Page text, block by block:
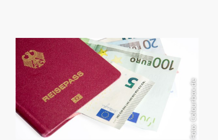
Foto: Colourbox.de